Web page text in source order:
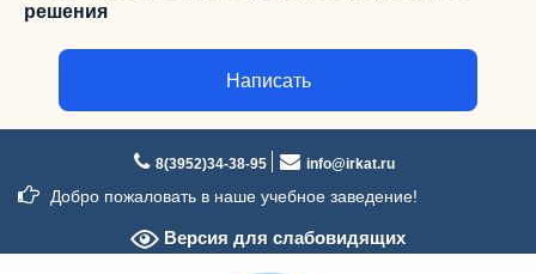
решения
Написать
содержимому
8(3952)34-38-95 info@irkat.ru
Добро пожаловать в наше учебное заведение!
Версия для слабовидящих